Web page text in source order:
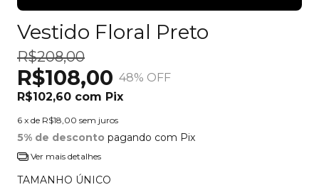
Vestido Floral Preto
R$208,00
R$108,00 48% OFF
R$102,60 com Pix
6 x de R$18,00 sem juros
5% de desconto pagando com Pix
Ver mais detalhes
TAMANHO ÚNICO